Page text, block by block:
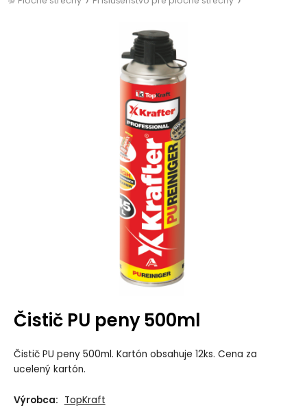
Čistič PU peny 500ml
Čistič PU peny 500ml. Kartón obsahuje 12ks. Cena za
ucelený kartón.
Výrobca: TopKraft